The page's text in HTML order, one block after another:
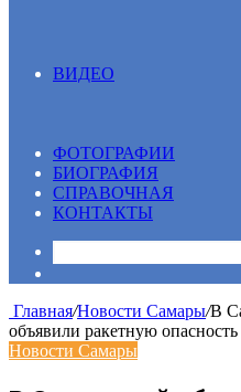
Видеосюжеты
ФОТОГРАФИИ
БИОГРАФИЯ
СПРАВОЧНАЯ
Sidebar
Главная/Новости Самары/В
объявили ракетную опасность